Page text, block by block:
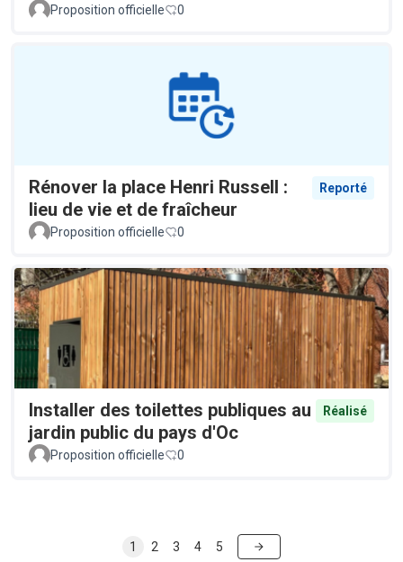
Proposition officielle 0
Rénover la place Henri Russell :
lieu de vie et de fraîcheur
Reporté
Proposition officielle 0
Installer des toilettes publiques au
jardin public du pays d'Oc
Réalisé
Proposition officielle 0
1 2 3 4 5